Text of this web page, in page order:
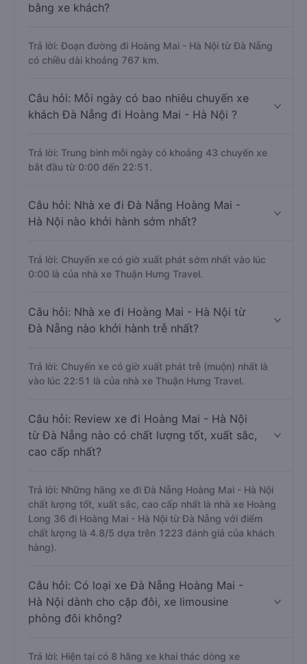
bằng xe khách?
Trả lời: Đoạn đường đi Hoàng Mai - Hà Nội từ Đà Nẵng
có chiều dài khoảng 767 km.
Câu hỏi: Mỗi ngày có bao nhiêu chuyến xe
khách Đà Nẵng đi Hoàng Mai - Hà Nội ?
Trả lời: Trung bình mỗi ngày có khoảng 43 chuyến xe
bắt đầu từ 0:00 đến 22:51.
Câu hỏi: Nhà xe đi Đà Nẵng Hoàng Mai -
Hà Nội nào khởi hành sớm nhất?
Trả lời: Chuyến xe có giờ xuất phát sớm nhất vào lúc
0:00 là của nhà xe Thuận Hưng Travel.
Câu hỏi: Nhà xe đi Hoàng Mai - Hà Nội từ
Đà Nẵng nào khởi hành trễ nhất?
Trả lời: Chuyến xe có giờ xuất phát trễ (muộn) nhất là
vào lúc 22:51 là của nhà xe Thuận Hưng Travel.
Câu hỏi: Review xe đi Hoàng Mai - Hà Nội
từ Đà Nẵng nào có chất lượng tốt, xuất sắc,
cao cấp nhất?
Trả lời: Những hãng xe đi Đà Nẵng Hoàng Mai - Hà Nội
chất lượng tốt, xuất sắc, cao cấp nhất là nhà xe Hoàng
Long 36 đi Hoàng Mai - Hà Nội từ Đà Nẵng với điểm
chất lượng là 4.8/5 dựa trên 1223 đánh giá của khách
hàng).
Câu hỏi: Có loại xe Đà Nẵng Hoàng Mai -
Hà Nội dành cho cặp đôi, xe limousine
phòng đôi không?
Trả lời: Hiện tại có 8 hãng xe khai thác dòng xe